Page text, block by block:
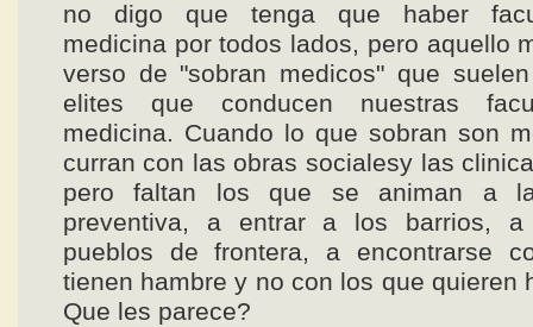
no digo que tenga que haber
medicina por todos lados, pero aquello
verso de "sobran medicos" que
elites que conducen nuestras
medicina. Cuando lo que sobran son
curran con las obras socialesy las
pero faltan los que se animan a
preventiva, a entrar a los barrios,
pueblos de frontera, a encontrarse
tienen hambre y no con los que quieren
Que les parece?